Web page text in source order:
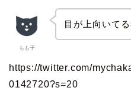
もも子
目が上向いて
https://twitter.com/
0142720?s=20